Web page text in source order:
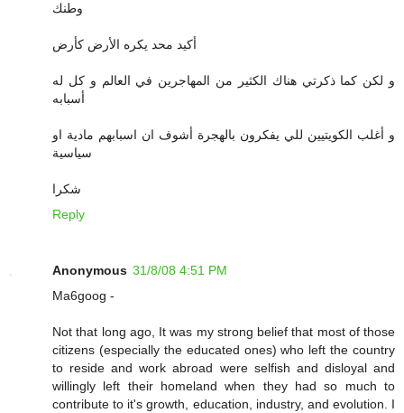
وطنك
أكيد محد يكره الأرض كأرض
و لكن كما ذكرتي هناك الكثير من المهاجرين في العالم و كل له
أسبابه
و أغلب الكويتيين للي يفكرون بالهجرة أشوف ان اسبابهم مادية او
سياسية
شكرا
Reply
Anonymous 31/8/08 4:51 PM
Ma6goog -
Not that long ago, It was my strong belief that most of those
citizens (especially the educated ones) who left the country
to reside and work abroad were selfish and disloyal and
willingly left their homeland when they had so much to
contribute to it's growth, education, industry, and evolution. I